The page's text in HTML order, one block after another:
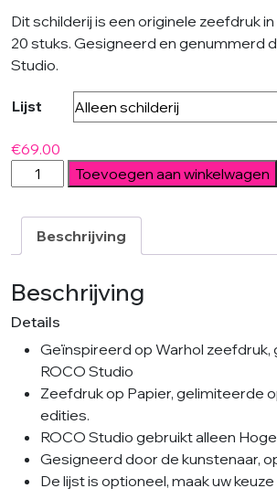
Dit schilderij is een originele zeefdruk
20 stuks. Gesigneerd en genummerd
Studio.
Lijst
€69.00
Deer
I
ROCO
Studio
aantal
Toevoegen aan winkelwagen
Beschrijving
Beschrijving
Details
Geïnspireerd op Warhol zeefdruk,
ROCO Studio
Zeefdruk op Papier, gelimiteerde
edities.
ROCO Studio gebruikt alleen
Gesigneerd door de kunstenaar,
De lijst is optioneel, maak uw